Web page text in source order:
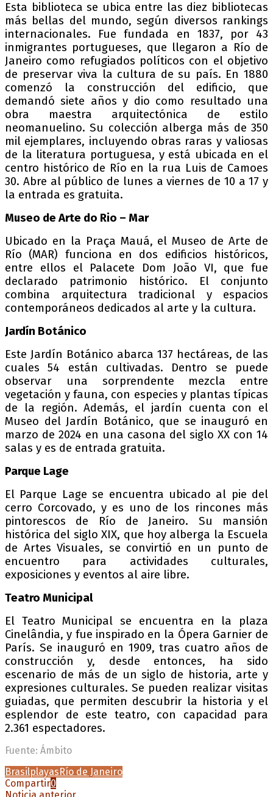
Esta biblioteca se ubica entre las diez bibliotecas
más bellas del mundo, según diversos rankings
internacionales. Fue fundada en 1837, por 43
inmigrantes portugueses, que llegaron a Río de
Janeiro como refugiados políticos con el objetivo
de preservar viva la cultura de su país. En 1880
comenzó la construcción del edificio, que
demandó siete años y dio como resultado una
obra maestra arquitectónica de estilo
neomanuelino. Su colección alberga más de 350
mil ejemplares, incluyendo obras raras y valiosas
de la literatura portuguesa, y está ubicada en el
centro histórico de Río en la rua Luis de Camoes
30. Abre al público de lunes a viernes de 10 a 17 y
la entrada es gratuita.
Museo de Arte do Rio – Mar
Ubicado en la Praça Mauá, el Museo de Arte de
Río (MAR) funciona en dos edificios históricos,
entre ellos el Palacete Dom João VI, que fue
declarado patrimonio histórico. El conjunto
combina arquitectura tradicional y espacios
contemporáneos dedicados al arte y la cultura.
Jardín Botánico
Este Jardín Botánico abarca 137 hectáreas, de las
cuales 54 están cultivadas. Dentro se puede
observar una sorprendente mezcla entre
vegetación y fauna, con especies y plantas típicas
de la región. Además, el jardín cuenta con el
Museo del Jardín Botánico, que se inauguró en
marzo de 2024 en una casona del siglo XX con 14
salas y es de entrada gratuita.
Parque Lage
El Parque Lage se encuentra ubicado al pie del
cerro Corcovado, y es uno de los rincones más
pintorescos de Río de Janeiro. Su mansión
histórica del siglo XIX, que hoy alberga la Escuela
de Artes Visuales, se convirtió en un punto de
encuentro para actividades culturales,
exposiciones y eventos al aire libre.
Teatro Municipal
El Teatro Municipal se encuentra en la plaza
Cinelândia, y fue inspirado en la Ópera Garnier de
París. Se inauguró en 1909, tras cuatro años de
construcción y, desde entonces, ha sido
escenario de más de un siglo de historia, arte y
expresiones culturales. Se pueden realizar visitas
guiadas, que permiten descubrir la historia y el
esplendor de este teatro, con capacidad para
2.361 espectadores.
Fuente: Ámbito
Brasilplayas Río de Janeiro
Compartir0